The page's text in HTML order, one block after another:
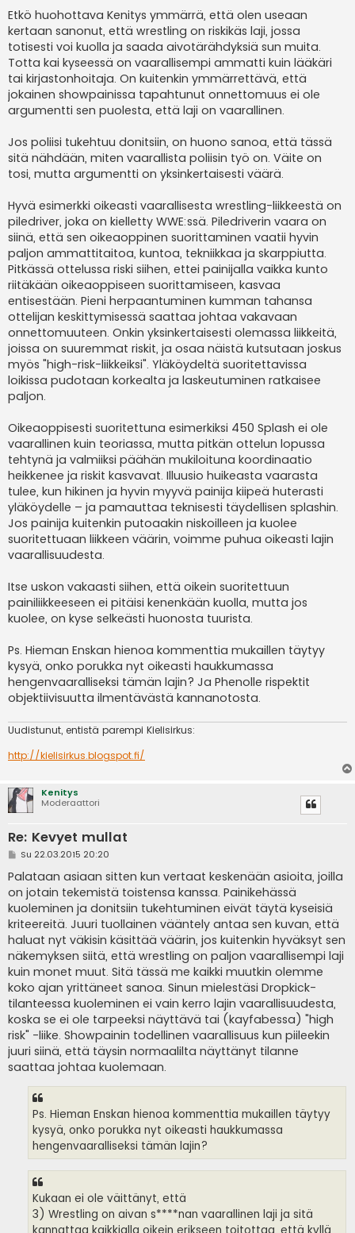
e
s
t
i
Etkö huohottava Kenitys ymmärrä, että olen useaan
kertaan sanonut, että wrestling on riskikäs laji, jossa
totisesti voi kuolla ja saada aivotärähdyksiä sun muita.
Totta kai kyseessä on vaarallisempi ammatti kuin lääkäri
tai kirjastonhoitaja. On kuitenkin ymmärrettävä, että
jokainen showpainissa tapahtunut onnettomuus ei ole
argumentti sen puolesta, että laji on vaarallinen.
Jos poliisi tukehtuu donitsiin, on huono sanoa, että tässä
sitä nähdään, miten vaarallista poliisin työ on. Väite on
tosi, mutta argumentti on yksinkertaisesti väärä.
Hyvä esimerkki oikeasti vaarallisesta wrestling-liikkeestä on
piledriver, joka on kielletty WWE:ssä. Piledriverin vaara on
siinä, että sen oikeaoppinen suorittaminen vaatii hyvin
paljon ammattitaitoa, kuntoa, tekniikkaa ja skarppiutta.
Pitkässä ottelussa riski siihen, ettei painijalla vaikka kunto
riitäkään oikeaoppiseen suorittamiseen, kasvaa
entisestään. Pieni herpaantuminen kumman tahansa
ottelijan keskittymisessä saattaa johtaa vakavaan
onnettomuuteen. Onkin yksinkertaisesti olemassa liikkeitä,
joissa on suuremmat riskit, ja osaa näistä kutsutaan joskus
myös "high-risk-liikkeiksi". Yläköydeltä suoritettavissa
loikissa pudotaan korkealta ja laskeutuminen ratkaisee
paljon.
Oikeaoppisesti suoritettuna esimerkiksi 450 Splash ei ole
vaarallinen kuin teoriassa, mutta pitkän ottelun lopussa
tehtynä ja valmiiksi päähän mukiloituna koordinaatio
heikkenee ja riskit kasvavat. Illuusio huikeasta vaarasta
tulee, kun hikinen ja hyvin myyvä painija kiipeä huterasti
yläköydelle – ja pamauttaa teknisesti täydellisen splashin.
Jos painija kuitenkin putoaakin niskoilleen ja kuolee
suoritettuaan liikkeen väärin, voimme puhua oikeasti lajin
vaarallisuudesta.
Itse uskon vakaasti siihen, että oikein suoritettuun
painiliikkeeseen ei pitäisi kenenkään kuolla, mutta jos
kuolee, on kyse selkeästi huonosta tuurista.
Ps. Hieman Enskan hienoa kommenttia mukaillen täytyy
kysyä, onko porukka nyt oikeasti haukkumassa
hengenvaaralliseksi tämän lajin? Ja Phenolle rispektit
objektiivisuutta ilmentävästä kannanotosta.
Uudistunut, entistä parempi Kielisirkus:
http://kielisirkus.blogspot.fi/
Kenitys
Moderaattori
Re: Kevyet mullat
V
e
s
t
i
Su 22.03.2015 20:20
Palataan asiaan sitten kun vertaat keskenään asioita, joilla
on jotain tekemistä toistensa kanssa. Painikehässä
kuoleminen ja donitsiin tukehtuminen eivät täytä kyseisiä
kriteereitä. Juuri tuollainen vääntely antaa sen kuvan, että
haluat nyt väkisin käsittää väärin, jos kuitenkin hyväksyt sen
näkemyksen siitä, että wrestling on paljon vaarallisempi laji
kuin monet muut. Sitä tässä me kaikki muutkin olemme
koko ajan yrittäneet sanoa. Sinun mielestäsi Dropkick-
tilanteessa kuoleminen ei vain kerro lajin vaarallisuudesta,
koska se ei ole tarpeeksi näyttävä tai (kayfabessa) "high
risk" -liike. Showpainin todellinen vaarallisuus kun piileekin
juuri siinä, että täysin normaalilta näyttänyt tilanne
saattaa johtaa kuolemaan.
Ps. Hieman Enskan hienoa kommenttia mukaillen täytyy
kysyä, onko porukka nyt oikeasti haukkumassa
hengenvaaralliseksi tämän lajin?
Kukaan ei ole väittänyt, että
3) Wrestling on aivan s****nan vaarallinen laji ja sitä
kannattaa kaikkialla oikein erikseen toitottaa, että kyllä